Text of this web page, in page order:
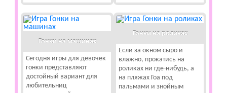
Гонки на машинах
Сегодня игры для девочек
гонки представляют
достойный вариант для
любительниц
Гонки на роликах
Если за окном сыро и
влажно, прокатись на
роликах ни где-нибудь, а
на пляжах Гоа под
пальмами и знойным